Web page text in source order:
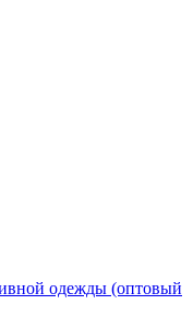
одежды (оптовый